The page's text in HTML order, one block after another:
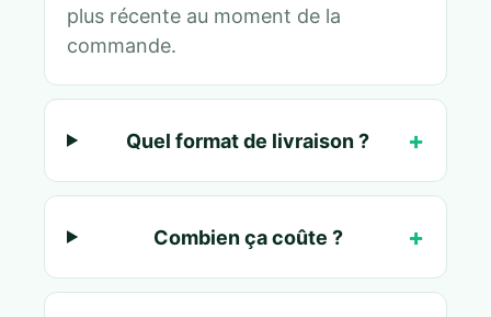
plus récente au moment de la
commande.
Quel format de livraison ?
Combien ça coûte ?